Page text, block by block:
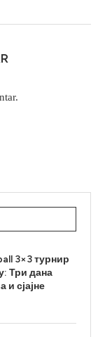
3×3 турнир
Три дана
и сјајне